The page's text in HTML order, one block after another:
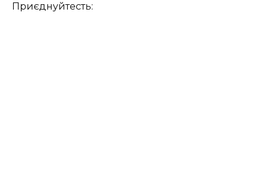
Приєднуйтесть: